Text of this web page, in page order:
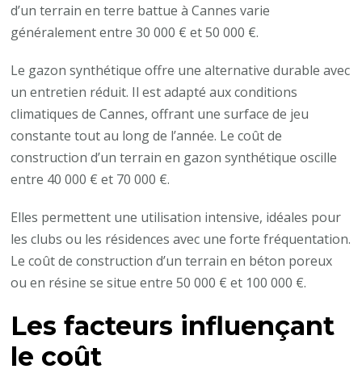
d’un terrain en terre battue à Cannes varie
généralement entre 30 000 € et 50 000 €.
Le gazon synthétique offre une alternative durable avec
un entretien réduit. Il est adapté aux conditions
climatiques de Cannes, offrant une surface de jeu
constante tout au long de l’année. Le coût de
construction d’un terrain en gazon synthétique oscille
entre 40 000 € et 70 000 €.
Elles permettent une utilisation intensive, idéales pour
les clubs ou les résidences avec une forte fréquentation.
Le coût de construction d’un terrain en béton poreux
ou en résine se situe entre 50 000 € et 100 000 €.
Les facteurs influençant
le coût